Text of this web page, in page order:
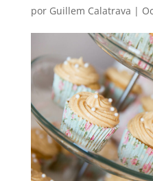
por Guillem Calatrava |